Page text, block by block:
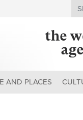
AND PLACES